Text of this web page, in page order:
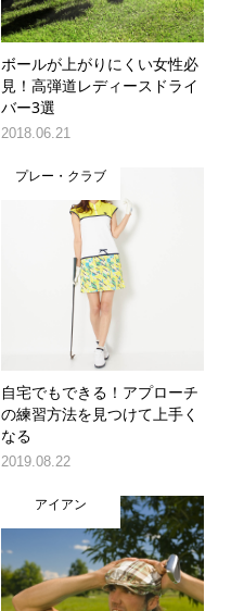
ボールが上がりにくい女性必
見！高弾道レディースドライ
バー3選
2018.06.21
プレー・クラブ
自宅でもできる！アプローチ
の練習方法を見つけて上手く
なる
2019.08.22
アイアン